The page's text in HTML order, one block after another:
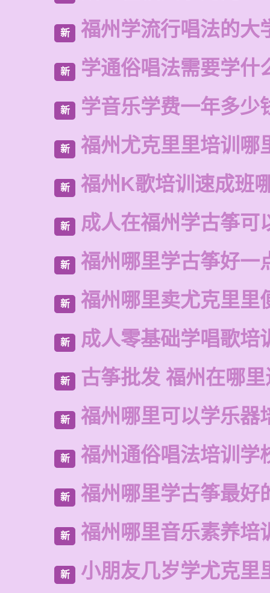
新 福州学流行唱法的大
新 学通俗唱法需要学什
新 学音乐学费一年多少
新 福州尤克里里培训哪
新 福州K歌培训速成班
新 成人在福州学古筝可
新 福州哪里学古筝好一
新 福州哪里卖尤克里里
新 成人零基础学唱歌培
新 古筝批发 福州在哪
新 福州哪里可以学乐器
新 福州通俗唱法培训学
新 福州哪里学古筝最好
新 福州哪里音乐素养培
新 小朋友几岁学尤克里